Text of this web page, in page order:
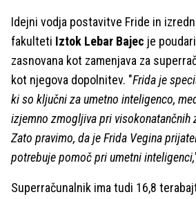
Idejni vodja postavitve Fride in
fakulteti Iztok Lebar Bajec je
zasnovana kot zamenjava za
kot njegova dopolnitev. "Frida je
ki so ključni za umetno inteligenco,
izjemno zmogljiva pri visokonatančnih
Zato pravimo, da je Frida Vegina
potrebuje pomoč pri umetni inteligenci,
Superračunalnik ima tudi 16,8